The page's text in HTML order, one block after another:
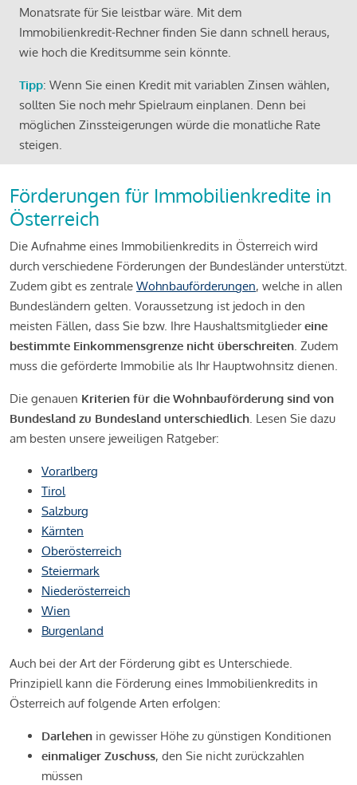
Monatsrate für Sie leistbar wäre. Mit dem
Immobilienkredit-Rechner finden Sie dann schnell heraus,
wie hoch die Kreditsumme sein könnte.
Tipp: Wenn Sie einen Kredit mit variablen Zinsen wählen,
sollten Sie noch mehr Spielraum einplanen. Denn bei
möglichen Zinssteigerungen würde die monatliche Rate
steigen.
Förderungen für Immobilienkredite in
Österreich
Die Aufnahme eines Immobilienkredits in Österreich wird
durch verschiedene Förderungen der Bundesländer unterstützt.
Zudem gibt es zentrale Wohnbauförderungen, welche in allen
Bundesländern gelten. Voraussetzung ist jedoch in den
meisten Fällen, dass Sie bzw. Ihre Haushaltsmitgliedereine
bestimmte Einkommensgrenze nicht überschreiten. Zudem
muss die geförderte Immobilie als Ihr Hauptwohnsitz dienen.
Die genauen Kriterien für die Wohnbauförderung sind von
Bundesland zu Bundesland unterschiedlich. Lesen Sie dazu
am besten unsere jeweiligen Ratgeber:
Vorarlberg
Tirol
Salzburg
Kärnten
Oberösterreich
Steiermark
Niederösterreich
Wien
Burgenland
Auch bei der Art der Förderung gibt es Unterschiede.
Prinzipiell kann die Förderung eines Immobilienkredits in
Österreich auf folgende Arten erfolgen:
Darlehen in gewisser Höhe zu günstigen Konditionen
einmaliger Zuschuss, den Sie nicht zurückzahlen
müssen